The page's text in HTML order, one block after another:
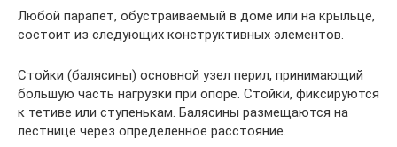
Любой парапет, обустраиваемый в доме или на крыльце,
состоит из следующих конструктивных элементов.
Стойки (балясины) основной узел перил, принимающий
большую часть нагрузки при опоре. Стойки, фиксируются
к тетиве или ступенькам. Балясины размещаются на
лестнице через определенное расстояние.